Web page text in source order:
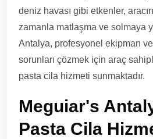
deniz havası gibi etkenler,
zamanla matlaşma ve solmaya
Antalya, profesyonel ekipman
sorunları çözmek için araç
pasta cila hizmeti sunmaktadır.
Meguiar's
Pasta Cila